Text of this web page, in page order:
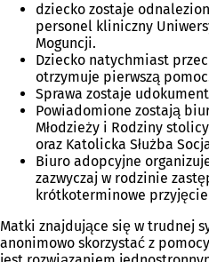
dziecko zostaje
personel kliniczny
Moguncji.
Dziecko natychmiast
otrzymuje pierwszą
Sprawa zostaje
Powiadomione zostają
Młodzieży i Rodziny
oraz Katolicka Służba
Biuro adopcyjne
zazwyczaj w rodzinie
krótkoterminowe
Matki znajdujące się w trudnej
anonimowo skorzystać z